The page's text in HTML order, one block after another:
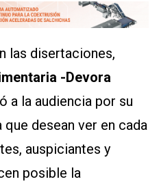
las disertaciones,
-Devora
a la audiencia por su
desean ver en cada
auspiciantes y
posible la